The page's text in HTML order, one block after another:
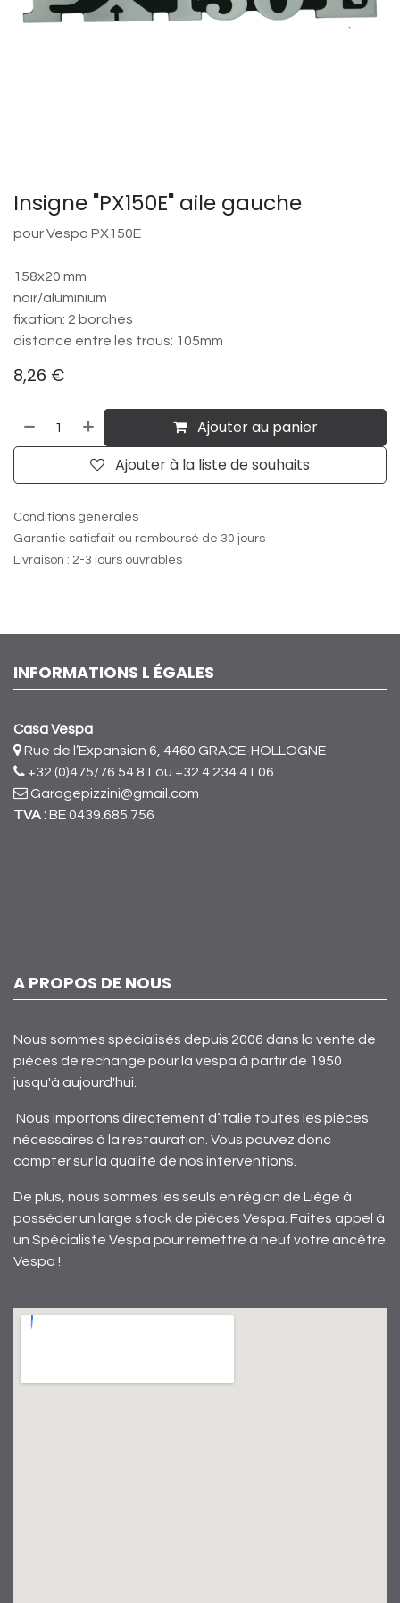
Insigne "PX150E" aile gauche
pour Vespa PX150E
158x20 mm
noir/aluminium
fixation: 2 borches
distance entre les trous: 105mm
8,26 €
Ajouter au panier
Ajouter à la liste de souhaits
Conditions générales
Garantie satisfait ou remboursé de 30 jours
Livraison : 2-3 jours ouvrables
INFORMATIONS L ÉGALES
Casa Vespa
Rue de l’Expansion 6, 4460 GRACE-HOLLOGNE
+32 (0)475/76.54.81 ou +32 4 234 41 06
Garagepizzini@gmail.com
TVA :BE 0439.685.756
A PROPOS DE NOUS
Nous sommes spécialisés depuis 2006 dans la vente de
pièces de rechange pour la vespa à partir de 1950
jusqu'à aujourd'hui.
Nous importons directement d’Italie toutes les pièces
nécessaires à la restauration. Vous pouvez donc
compter sur la qualité de nos interventions.
De plus, nous sommes les seuls en région de Liège à
posséder un large stock de pièces Vespa. Faites appel à
un Spécialiste Vespa pour remettre à neuf votre ancêtre
Vespa !